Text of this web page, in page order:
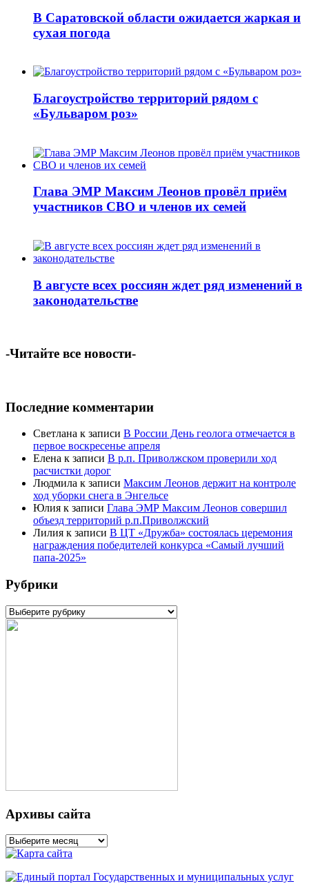
В Саратовской области ожидается жаркая и
сухая погода
Благоустройство территорий рядом с
«Бульваром роз»
Глава ЭМР Максим Леонов провёл приём
участников СВО и членов их семей
В августе всех россиян ждет ряд изменений в
законодательстве
-Читайте все новости-
Последние комментарии
Светлана к записи В России День геолога отмечается в
первое воскресенье апреля
Елена к записи В р.п. Приволжском проверили ход
расчистки дорог
Людмила к записи Максим Леонов держит на контроле
ход уборки снега в Энгельсе
Юлия к записи Глава ЭМР Максим Леонов совершил
объезд территорий р.п.Приволжский
Лилия к записи В ЦТ «Дружба» состоялась церемония
награждения победителей конкурса «Самый лучший
папа-2025»
Рубрики
Рубрики
Архивы сайта
Архивы
сайта